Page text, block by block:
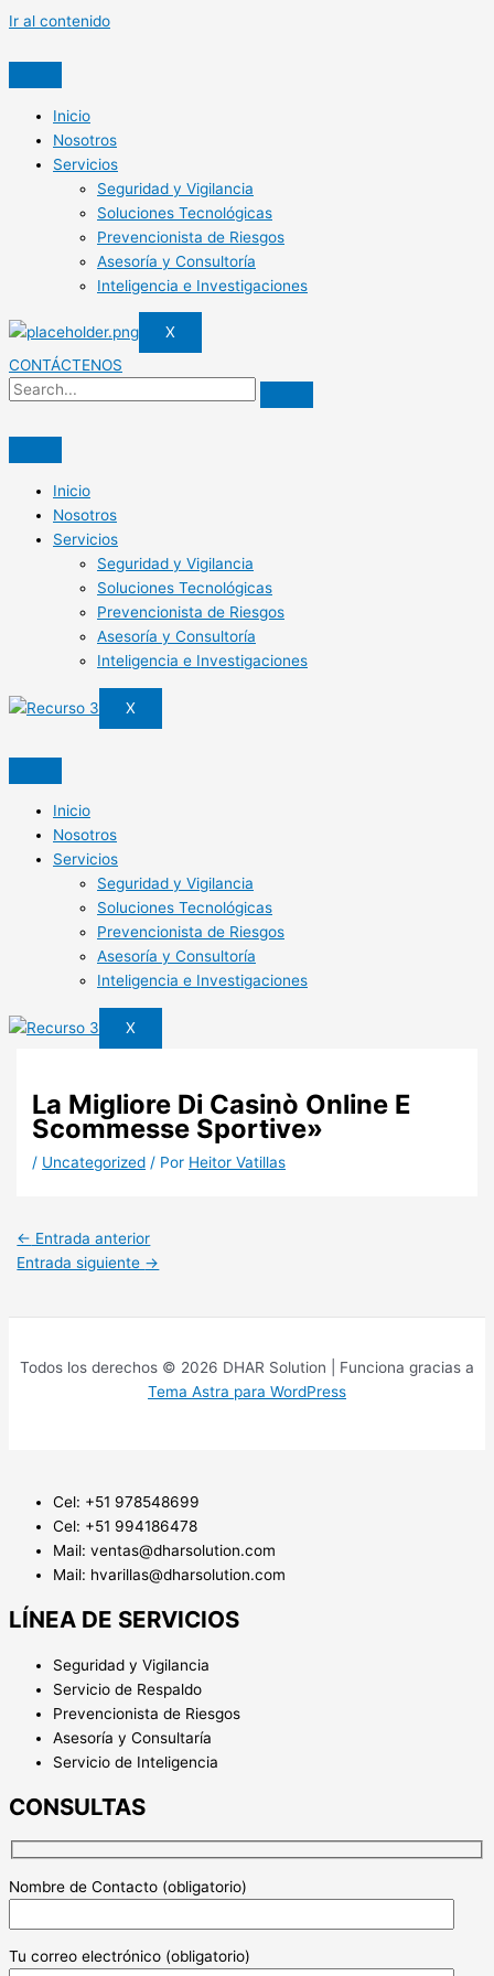
Ir al contenido
Inicio
Nosotros
Servicios
Seguridad y Vigilancia
Soluciones Tecnológicas
Prevencionista de Riesgos
Asesoría y Consultoría
Inteligencia e Investigaciones
X
CONTÁCTENOS
Inicio
Nosotros
Servicios
Seguridad y Vigilancia
Soluciones Tecnológicas
Prevencionista de Riesgos
Asesoría y Consultoría
Inteligencia e Investigaciones
X
Inicio
Nosotros
Servicios
Seguridad y Vigilancia
Soluciones Tecnológicas
Prevencionista de Riesgos
Asesoría y Consultoría
Inteligencia e Investigaciones
X
La Migliore Di Casinò Online E
Scommesse Sportive»
/ Uncategorized / Por Heitor Vatillas
← Entrada anterior
Entrada siguiente →
Todos los derechos © 2026 DHAR Solution | Funciona gracias a
Tema Astra para WordPress
Cel: +51 978548699
Cel: +51 994186478
Mail: ventas@dharsolution.com
Mail: hvarillas@dharsolution.com
LÍNEA DE SERVICIOS
Seguridad y Vigilancia
Servicio de Respaldo
Prevencionista de Riesgos
Asesoría y Consultaría
Servicio de Inteligencia
CONSULTAS
Nombre de Contacto (obligatorio)
Tu correo electrónico (obligatorio)